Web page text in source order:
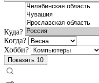
Куда?
Когда?
Хобби?
Показать 10